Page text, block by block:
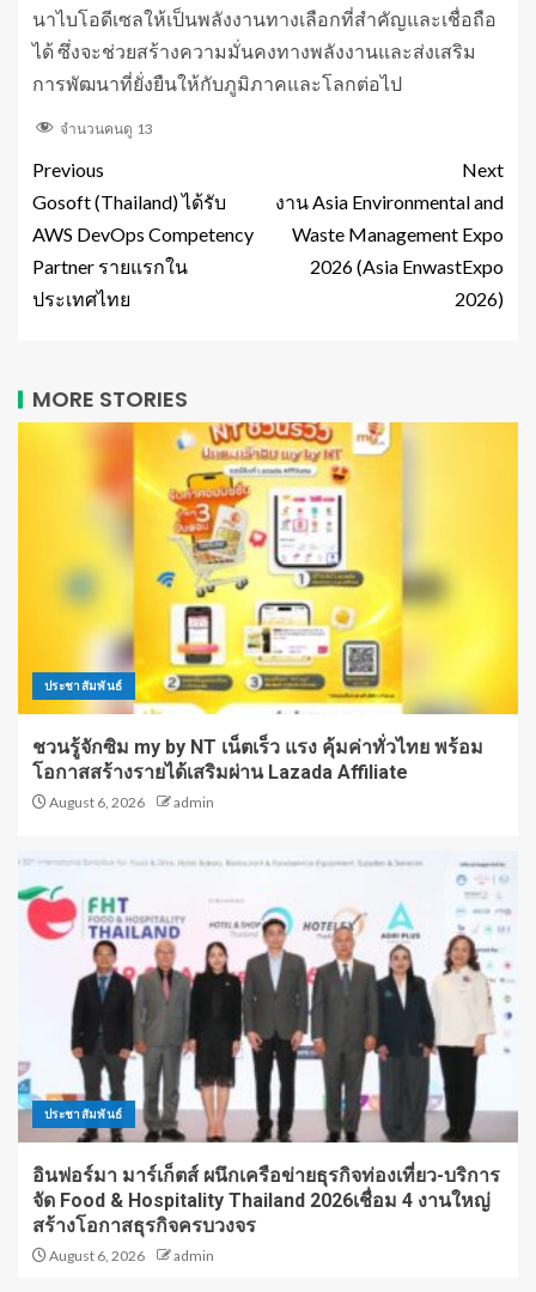
นาไบโอดีเซลให้เป็นพลังงานทางเลือกที่สำคัญและเชื่อถือ
ได้ ซึ่งจะช่วยสร้างความมั่นคงทางพลังงานและส่งเสริม
การพัฒนาที่ยั่งยืนให้กับภูมิภาคและโลกต่อไป
จำนวนคนดู 13
Previous
Gosoft (Thailand) ได้รับ
AWS DevOps Competency
Partner รายแรกใน
ประเทศไทย
Next
งาน Asia Environmental and
Waste Management Expo
2026 (Asia EnwastExpo
2026)
MORE STORIES
ประชาสัมพันธ์
ชวนรู้จักซิม my by NT เน็ตเร็ว แรง คุ้มค่าทั่วไทย พร้อม
โอกาสสร้างรายได้เสริมผ่าน Lazada Affiliate
August 6, 2026 admin
ประชาสัมพันธ์
อินฟอร์มา มาร์เก็ตส์ ผนึกเครือข่ายธุรกิจท่องเที่ยว-บริการ
จัด Food & Hospitality Thailand 2026เชื่อม 4 งานใหญ่
สร้างโอกาสธุรกิจครบวงจร
August 6, 2026 admin